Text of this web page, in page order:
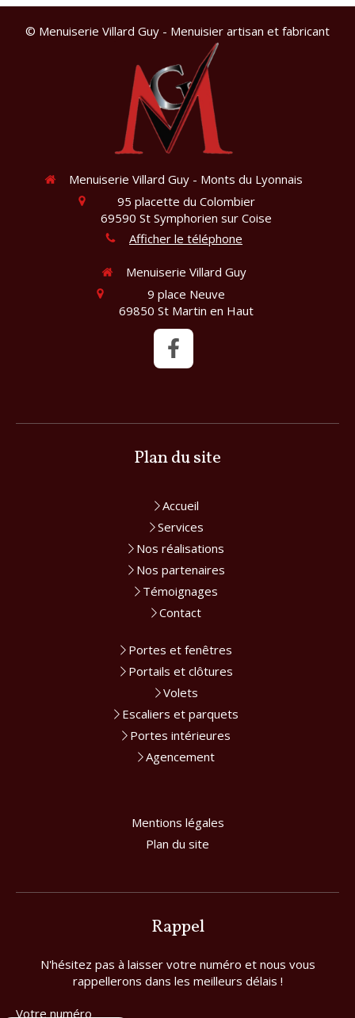
© Menuiserie Villard Guy - Menuisier artisan et fabricant
Menuiserie Villard Guy - Monts du Lyonnais
95 placette du Colombier
69590 St Symphorien sur Coise
Afficher le téléphone
Menuiserie Villard Guy
9 place Neuve
69850 St Martin en Haut
Plan du site
Accueil
Services
Nos réalisations
Nos partenaires
Témoignages
Contact
Portes et fenêtres
Portails et clôtures
Volets
Escaliers et parquets
Portes intérieures
Agencement
Mentions légales
Plan du site
Rappel
N'hésitez pas à laisser votre numéro et nous vous
rappellerons dans les meilleurs délais !
Votre numéro